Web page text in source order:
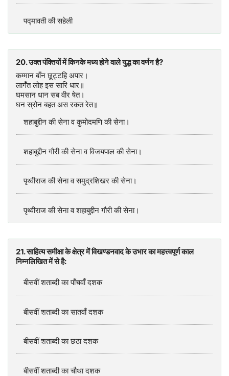
पद्मावती की सहेली
20. उक्त पंक्तियों में किनके मध्य होने वाले युद्ध का वर्णन है?
कम्मान बाँन छूट्टहि अपार।
लागँत लोह इस सारि धार॥
घमसान धान सब वीर षेत।
घन स्रोन बहत अस रकत रेत॥
शहाबुद्दीन की सेना व कुमोदमणि की सेना।
शहाबुद्दीन गौरी की सेना व विजयपाल की सेना।
पृथ्वीराज की सेना व समुद्रशिखर की सेना।
पृथ्वीराज की सेना व शहाबुद्दीन गौरी की सेना।
21. साहित्य समीक्षा के क्षेत्र में विखण्डनवाद के उभार का महत्त्वपूर्ण काल
निम्नलिखित में से है:
बीसवीं शताब्दी का पाँचवाँ दशक
बीसवीं शताब्दी का सातवाँ दशक
बीसवीं शताब्दी का छठा दशक
बीसवीं शताब्दी का चौथा दशक